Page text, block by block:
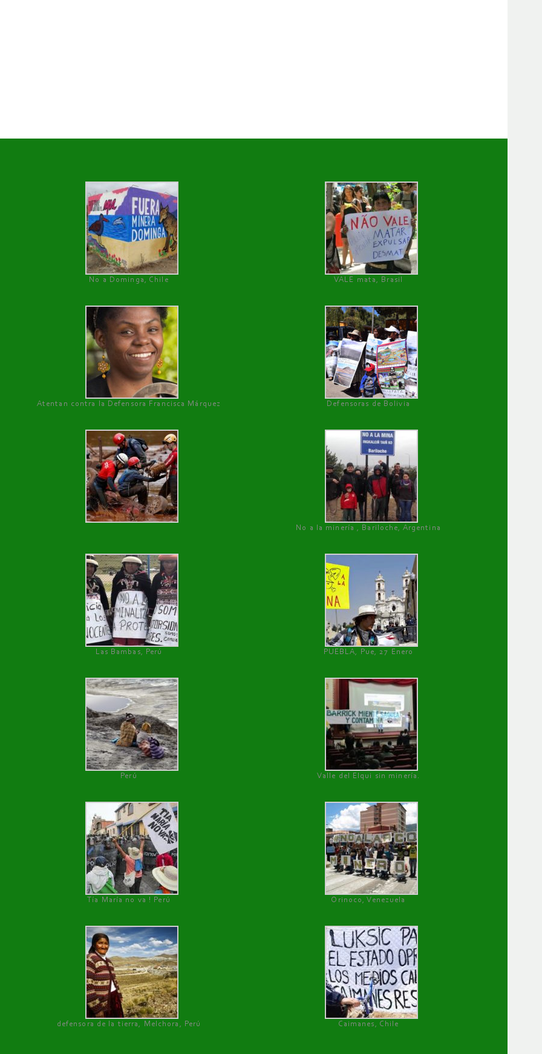
No a Dominga, Chile
VALE mata, Brasil
Atentan contra la Defensora Francisca Márquez Defensoras de Bolivia
No a la minería , Bariloche, Argentina
Las Bambas, Perú PUEBLA, Pue, 27 Enero
Perú Valle del Elqui sin minería.
Tía María no va ! Perú Orinoco, Venezuela
defensora de la tierra, Melchora, Perú Caimanes, Chile